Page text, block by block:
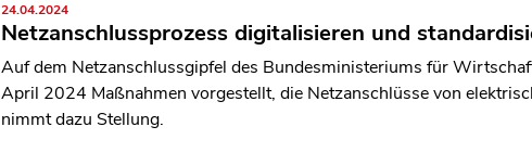
24.04.2024
Netzanschlussprozess digitalisieren und
Auf dem Netzanschlussgipfel des Bundesministeriums für
April 2024 Maßnahmen vorgestellt, die Netzanschlüsse von
nimmt dazu Stellung.